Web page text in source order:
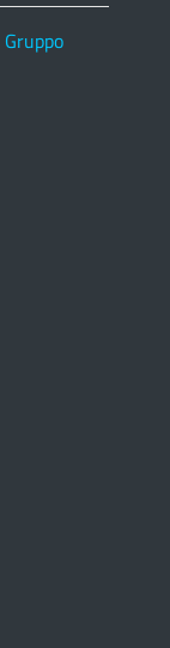
Gruppo